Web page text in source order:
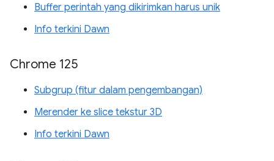
Buffer perintah yang dikirimkan harus unik
Info terkini Dawn
Chrome 125
Subgrup (fitur dalam pengembangan)
Merender ke slice tekstur 3D
Info terkini Dawn